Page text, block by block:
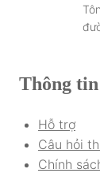
Thông tin
Hỗ trợ
Câu hỏi
Chính